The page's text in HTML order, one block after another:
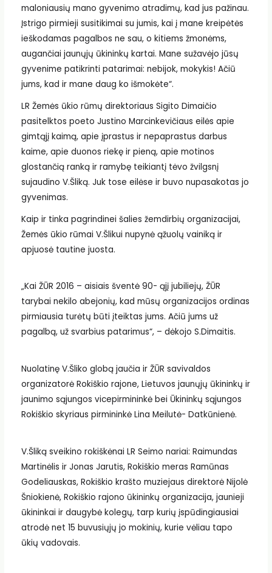
maloniausių mano gyvenimo atradimų, kad jus pažinau.
Įstrigo pirmieji susitikimai su jumis, kai į mane kreipėtės
ieškodamas pagalbos ne sau, o kitiems žmonėms,
augančiai jaunųjų ūkininkų kartai. Mane sužavėjo jūsų
gyvenime patikrinti patarimai: nebijok, mokykis! Ačiū
jums, kad ir mane daug ko išmokėte“.
LR Žemės ūkio rūmų direktoriaus Sigito Dimaičio
pasitelktos poeto Justino Marcinkevičiaus eilės apie
gimtąjį kaimą, apie įprastus ir nepaprastus darbus
kaime, apie duonos riekę ir pieną, apie motinos
glostančią ranką ir ramybę teikiantį tėvo žvilgsnį
sujaudino V.Šliką. Juk tose eilėse ir buvo nupasakotas jo
gyvenimas.
Kaip ir tinka pagrindinei šalies žemdirbių organizacijai,
Žemės ūkio rūmai V.Šlikui nupynė ąžuolų vainiką ir
apjuosė tautine juosta.
„Kai ŽŪR 2016 – aisiais šventė 90- ąjį jubiliejų, ŽŪR
tarybai nekilo abejonių, kad mūsų organizacijos ordinas
pirmiausia turėtų būti įteiktas jums. Ačiū jums už
pagalbą, už svarbius patarimus“, – dėkojo S.Dimaitis.
Nuolatinę V.Šliko globą jaučia ir ŽŪR savivaldos
organizatorė Rokiškio rajone, Lietuvos jaunųjų ūkininkų ir
jaunimo sąjungos vicepirmininkė bei Ūkininkų sąjungos
Rokiškio skyriaus pirmininkė Lina Meilutė- Datkūnienė.
V.Šliką sveikino rokiškėnai LR Seimo nariai: Raimundas
Martinėlis ir Jonas Jarutis, Rokiškio meras Ramūnas
Godeliauskas, Rokiškio krašto muziejaus direktorė Nijolė
Šniokienė, Rokiškio rajono ūkininkų organizacija, jaunieji
ūkininkai ir daugybė kolegų, tarp kurių įspūdingiausiai
atrodė net 15 buvusiųjų jo mokinių, kurie vėliau tapo
ūkių vadovais.